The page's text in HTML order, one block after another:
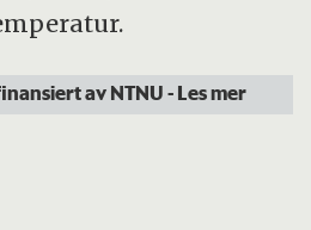
av NTNU- Les mer